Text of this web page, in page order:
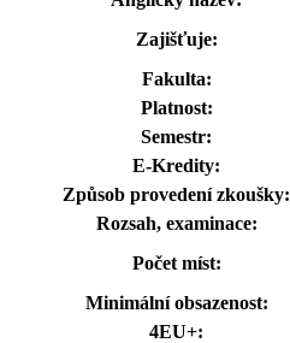
Zajišťuje:
Fakulta:
Platnost:
Semestr:
E-Kredity:
Způsob provedení zkoušky:
Rozsah, examinace:
Počet míst:
Minimální obsazenost:
4EU+: